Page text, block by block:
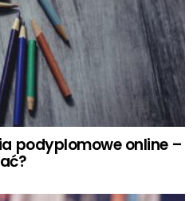
podyplomowe online –